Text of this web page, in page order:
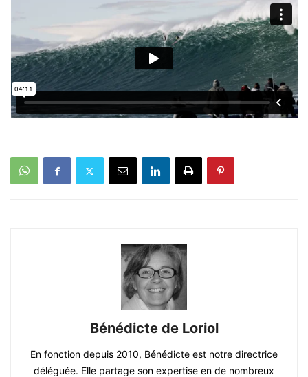
Bénédicte de Loriol
En fonction depuis 2010, Bénédicte est notre directrice
déléguée. Elle partage son expertise en de nombreux